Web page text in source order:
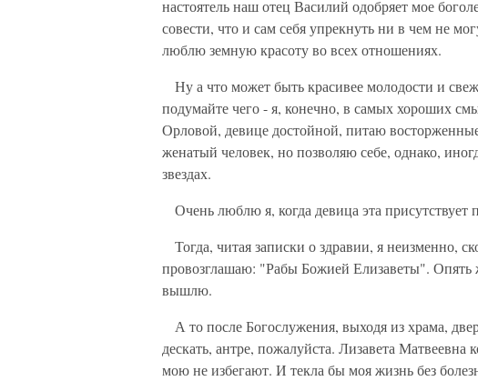
настоятель наш отец Василий одобряет мое
совести, что и сам себя упрекнуть ни в чем не
люблю земную красоту во всех отношениях.
Ну а что может быть красивее молодости и
подумайте чего - я, конечно, в самых хороших
Орловой, девице достойной, питаю
женатый человек, но позволяю себе, однако,
звездах.
Очень люблю я, когда девица эта присутствует
Тогда, читая записки о здравии, я неизменно,
провозглашаю: "Рабы Божией Елизаветы". Опять
вышлю.
А то после Богослужения, выходя из храма,
дескать, антре, пожалуйста. Лизавета
мою не избегают. И текла бы моя жизнь без